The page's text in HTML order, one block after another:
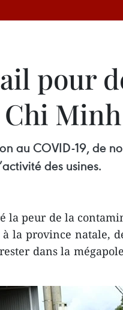
pour
au COVID-19, de
des usines.
la peur de la
à la province natale,
dans la